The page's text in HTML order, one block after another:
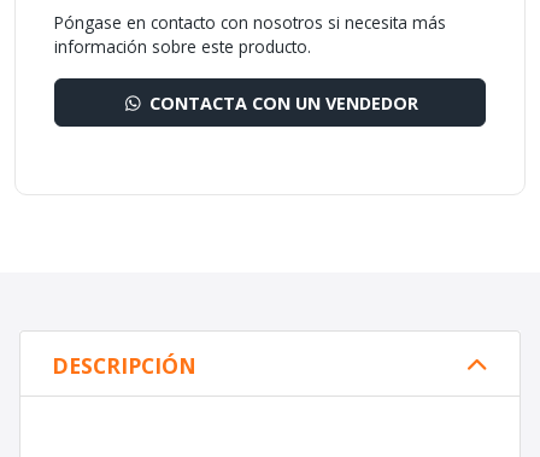
Póngase en contacto con nosotros si necesita más
información sobre este producto.
CONTACTA CON UN VENDEDOR
DESCRIPCIÓN